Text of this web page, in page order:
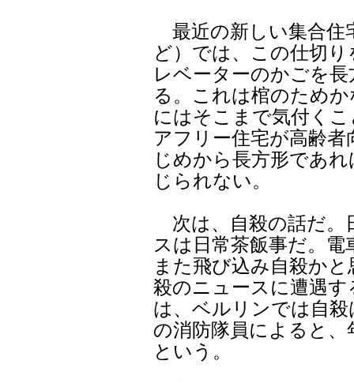
最近の新しい集合住
ど）では、この仕切
レベーターのかごを
る。これは棺のため
にはそこまで気付く
アフリー住宅が高齢
じめから長方形であ
じられない。
次は、自殺の話だ。
スは日常茶飯事だ。
また飛び込み自殺か
殺のニュースに遭遇
は、ベルリンでは自
の消防隊員によると
という。